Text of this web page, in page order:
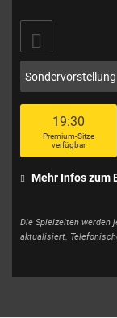
Sondervorstellung
19:30
Premium-Sitze
verfügbar
Mehr Infos zum
Die Spielzeiten werden
aktualisiert.